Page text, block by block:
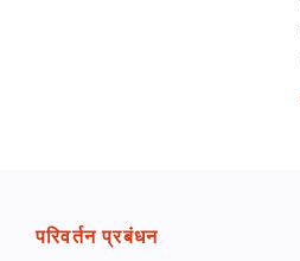
परिवर्तन प्रबंधन